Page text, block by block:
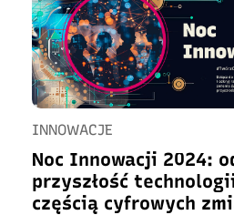
INNOWACJE
Noc Innowacji 2024:
przyszłość
częścią cyfrowych